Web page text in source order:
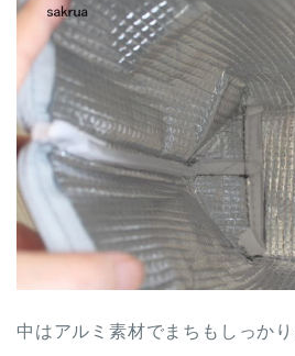
中はアルミ素材でまちもしっかり